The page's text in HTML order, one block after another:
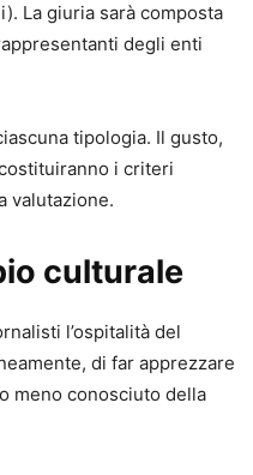
La giuria sarà composta
degli enti
tipologia. Il gusto,
i criteri
valutazione.
culturale
l’ospitalità del
di far apprezzare
meno conosciuto della